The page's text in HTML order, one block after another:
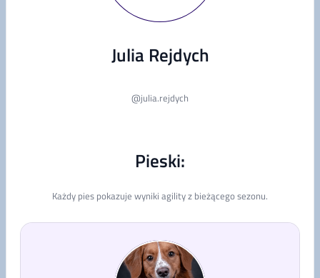
Julia Rejdych
@julia.rejdych
Pieski:
Każdy pies pokazuje wyniki agility z bieżącego sezonu.